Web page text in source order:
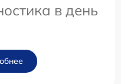
в день